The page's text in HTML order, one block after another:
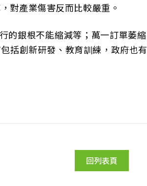
對產業傷害反而比較嚴重。
的銀根不能縮減等；萬一訂單萎
括創新研發、教育訓練，政府也
回列表頁